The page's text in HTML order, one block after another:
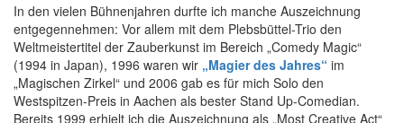
In den vielen Bühnenjahren durfte ich manche Auszeichnung
entgegennehmen: Vor allem mit dem Plebsbüttel-Trio den
Weltmeistertitel der Zauberkunst im Bereich „Comedy Magic“
(1994 in Japan), 1996 waren wir „Magier des Jahres“ im
„Magischen Zirkel“ und 2006 gab es für mich Solo den
Westspitzen-Preis in Aachen als bester Stand Up-Comedian.
Bereits 1999 erhielt ich die Auszeichnung als „Most Creative Act“